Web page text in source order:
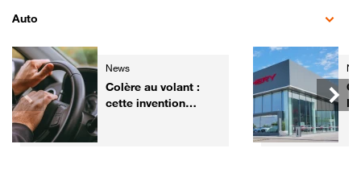
Auto
News
Colère au volant :
cette invention